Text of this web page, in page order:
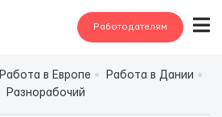
Работодателям
Работа в Европе
Работа в Дании
Разнорабочий